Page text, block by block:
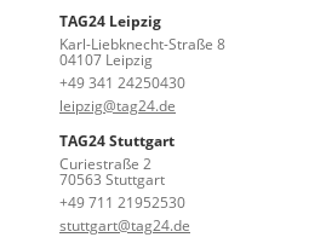
TAG24 Leipzig
Karl-Liebknecht-Straße 8
04107 Leipzig
+49 341 24250430
leipzig@tag24.de
TAG24 Stuttgart
Curiestraße 2
70563 Stuttgart
+49 711 21952530
stuttgart@tag24.de